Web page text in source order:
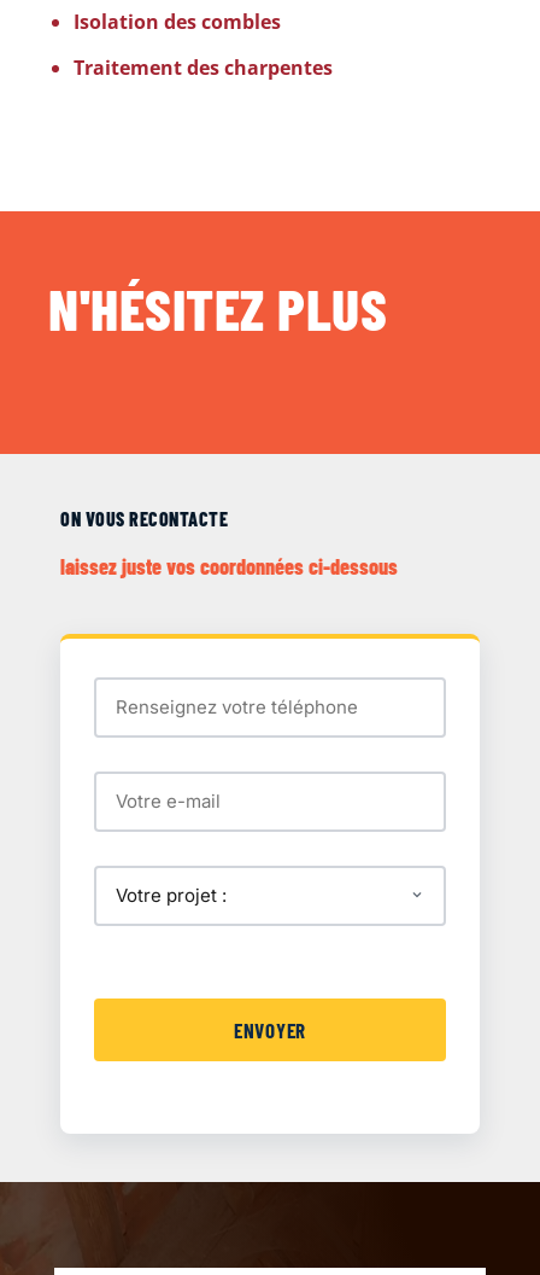
Isolation des combles
Traitement des charpentes
N'HÉSITEZ PLUS
ON VOUS RECONTACTE
laissez juste vos coordonnées ci-dessous